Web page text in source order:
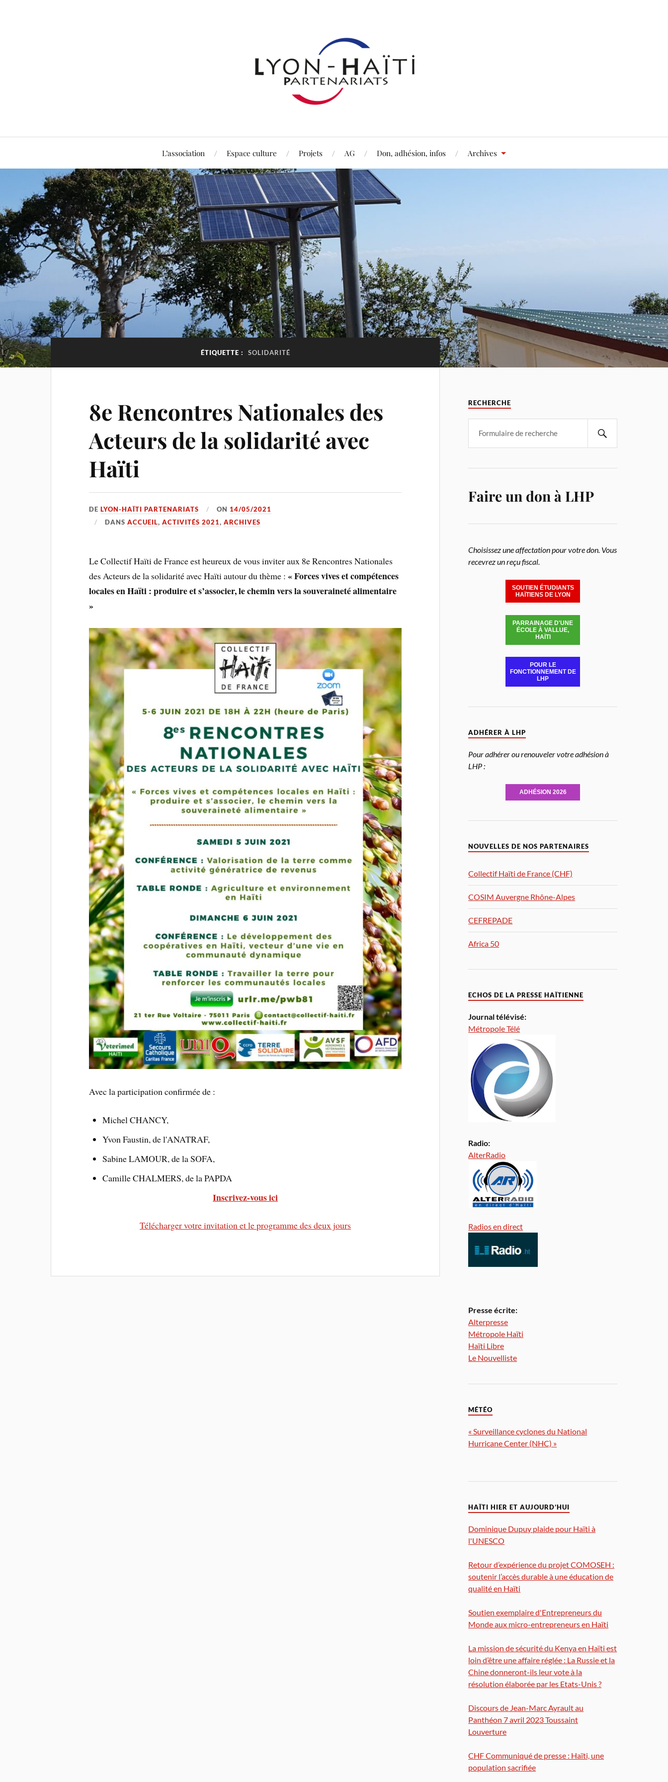
L’association Espace culture Projets AG Don, adhésion, infos Archives
ÉTIQUETTE : SOLIDARITÉ
8e Rencontres Nationales des
Acteurs de la solidarité avec
Haïti
DELYON-HAÏTI PARTENARIATS ON 14/05/2021
DANSACCUEIL,ACTIVITÉS 2021,ARCHIVES
Le Collectif Haïti de France est heureux de vous inviter aux 8e Rencontres Nationales
des Acteurs de la solidarité avec Haïti autour du thème :« Forces vives et compétences
locales en Haïti : produire et s’associer, le chemin vers la souveraineté alimentaire
»
Avec la participation confirmée de :
Michel CHANCY,
Yvon Faustin, de l'ANATRAF,
Sabine LAMOUR, de la SOFA,
Camille CHALMERS, de la PAPDA
Inscrivez-vous ici
Télécharger votre invitation et le programme des deux jours
RECHERCHE
Faire un don à LHP
Choisissez une affectation pour votre don. Vous
recevrez un reçu fiscal.
SOUTIEN ÉTUDIANTS
HAÏTIENS DE LYON
PARRAINAGE D'UNE
ÉCOLE À VALLUE,
HAÏTI
POUR LE
FONCTIONNEMENT DE
LHP
ADHÉRER À LHP
Pour adhérer ou renouveler votre adhésion à
LHP :
ADHÉSION 2026
NOUVELLES DE NOS PARTENAIRES
Collectif Haïti de France (CHF)
COSIM Auvergne Rhône-Alpes
CEFREPADE
Africa 50
ECHOS DE LA PRESSE HAÏTIENNE
Journal télévisé:
Métropole Télé
Radio:
AlterRadio
Radios en direct
Presse écrite:
Alterpresse
Métropole Haïti
Haïti Libre
Le Nouvelliste
MÉTÉO
« Surveillance cyclones du National
Hurricane Center (NHC) »
HAÏTI HIER ET AUJOURD’HUI
Dominique Dupuy plaide pour Haïti à
l'UNESCO
Retour d’expérience du projet COMOSEH :
soutenir l’accès durable à une éducation de
qualité en Haïti
Soutien exemplaire d'Entrepreneurs du
Monde aux micro-entrepreneurs en Haïti
La mission de sécurité du Kenya en Haïti est
loin d’être une affaire réglée : La Russie et la
Chine donneront-ils leur vote à la
résolution élaborée par les Etats-Unis ?
Discours de Jean-Marc Ayrault au
Panthéon 7 avril 2023 Toussaint
Louverture
CHF Communiqué de presse : Haïti, une
population sacrifiée